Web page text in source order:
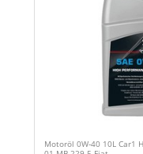
Motoröl 0W-40 10L Car1